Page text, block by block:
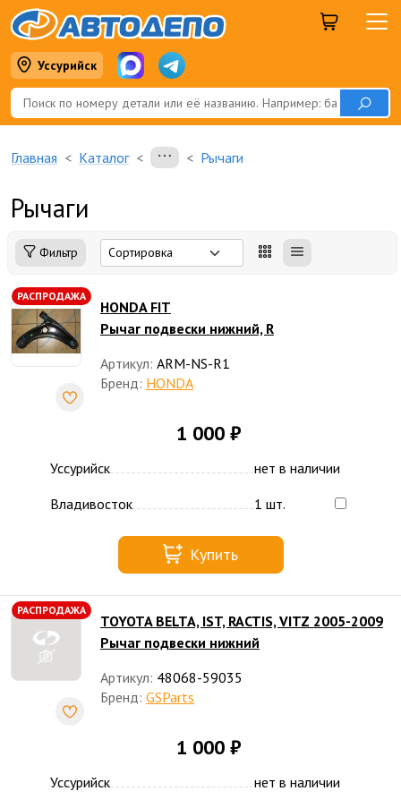
Уссурийск
Главная Каталог Рычаги
Рычаги
Фильтр
РАСПРОДАЖА
HONDA FIT
Рычаг подвески нижний, R
Артикул: ARM-NS-R1
Бренд: HONDA
1 000 ₽
Уссурийск
нет в наличии
Владивосток
1 шт.
Купить
РАСПРОДАЖА
TOYOTA BELTA, IST, RACTIS, VITZ 2005-2009
Рычаг подвески нижний
Артикул: 48068-59035
Бренд: GSParts
1 000 ₽
Уссурийск
нет в наличии